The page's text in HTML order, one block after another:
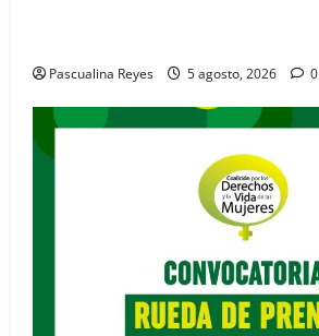
Pascualina Reyes 5 agosto, 2026 0